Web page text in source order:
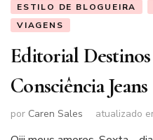
ESTILO DE BLOGUEIRA
VIAGENS
Editorial
Consciência Jeans
por Caren Sales atualizado